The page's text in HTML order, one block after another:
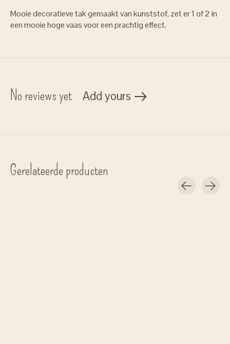
Mooie decoratieve tak gemaakt van kunststof, zet er 1 of 2 in
een mooie hoge vaas voor een prachtig effect.
No reviews yet Add yours
Gerelateerde producten